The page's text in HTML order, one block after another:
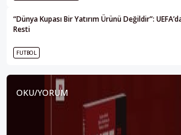
“Dünya Kupası Bir Yatırım Ürünü Değildir”:
Resti
FUTBOL
OKU/YORUM